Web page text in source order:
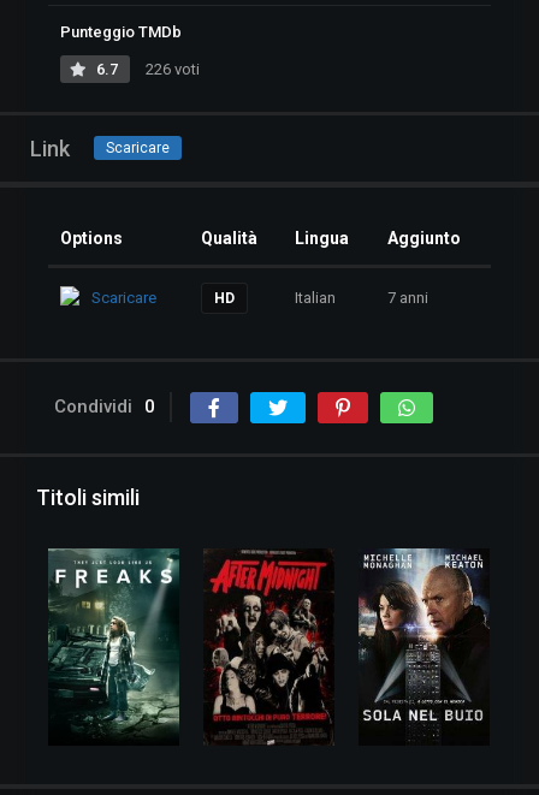
Punteggio TMDb
6.7 226 voti
Link Scaricare
Options Qualità Lingua Aggiunto
Scaricare HD Italian 7 anni
Condividi 0
Titoli simili